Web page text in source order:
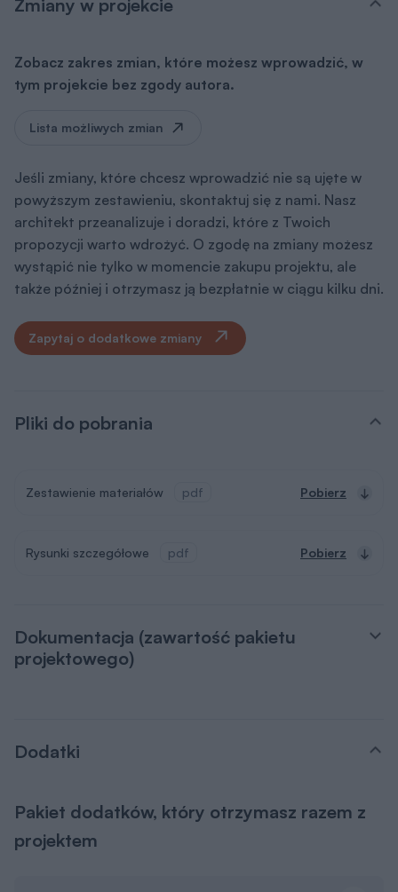
Zmiany w projekcie
Zobacz zakres zmian, które możesz wprowadzić, w
tym projekcie bez zgody autora.
Lista możliwych zmian
Jeśli zmiany, które chcesz wprowadzić nie są ujęte w
powyższym zestawieniu, skontaktuj się z nami. Nasz
architekt przeanalizuje i doradzi, które z Twoich
propozycji warto wdrożyć. O zgodę na zmiany możesz
wystąpić nie tylko w momencie zakupu projektu, ale
także później i otrzymasz ją bezpłatnie w ciągu kilku dni.
Zapytaj o dodatkowe zmiany
Pliki do pobrania
Zestawienie materiałów pdf Pobierz
Rysunki szczegółowe pdf Pobierz
Dokumentacja (zawartość pakietu
projektowego)
Dodatki
Pakiet dodatków, który otrzymasz razem z
projektem